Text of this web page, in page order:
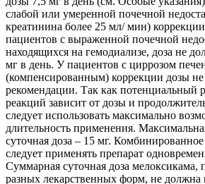
слабой или умеренной почечной
креатинина более 25 мл/ мин)
пациентов с выраженной почечной
находящихся на гемодиализе, доза не
мг в день. У пациентов с циррозом
(компенсированным) коррекции дозы
рекомендации. Так как потенциальный
реакций зависит от дозы и
следует использовать максимально
длительность применения.
суточная доза – 15 мг.
следует применять препарат
Суммарная суточная доза мелоксикама,
разных лекарственных форм, не должна